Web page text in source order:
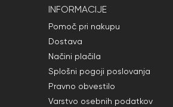
INFORMACIJE
Pomoč pri nakupu
Dostava
Načini plačila
Splošni pogoji poslovanja
Pravno obvestilo
Varstvo osebnih podatkov